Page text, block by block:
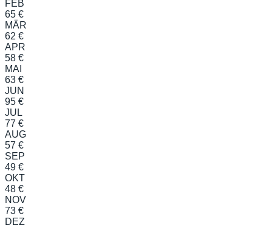
FEB
65 €
MÄR
62 €
APR
58 €
MAI
63 €
JUN
95 €
JUL
77 €
AUG
57 €
SEP
49 €
OKT
48 €
NOV
73 €
DEZ